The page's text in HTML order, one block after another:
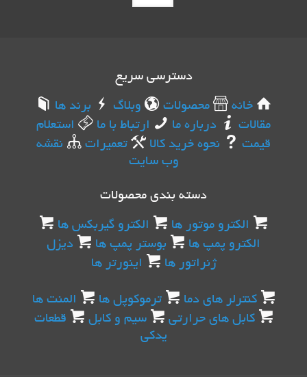
دسترسی سریع
خانه
محصولات وبلاگ
برند ها
مقالات
درباره ما ارتباط با ما
استعلام
قیمت
نحوه خرید کالا تعمیرات
نقشه
وب سایت
دسته بندی محصولات
الکترو موتور ها
الکترو گیربکس ها
الکترو پمپ ها
بوستر پمپ ها
دیزل
ژنراتور ها
اینورتر ها
کنترلر های دما ترموکوپل ها
المنت ها
کابل های حرارتی
سیم و کابل
قطعات
یدکی